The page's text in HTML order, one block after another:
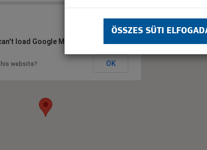
load Google Maps correctly.
website? OK
ÖSSZES SÜTI